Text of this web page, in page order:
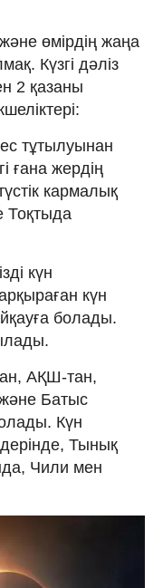
өмірдің жаңа
Күзгі дәліз
2 қазаны
тұтылуынан
ғана жердің
кармалық
Тоқтыда
күн
күн
болады.
АҚШ-тан,
Батыс
Күн
Тынық
Чили мен